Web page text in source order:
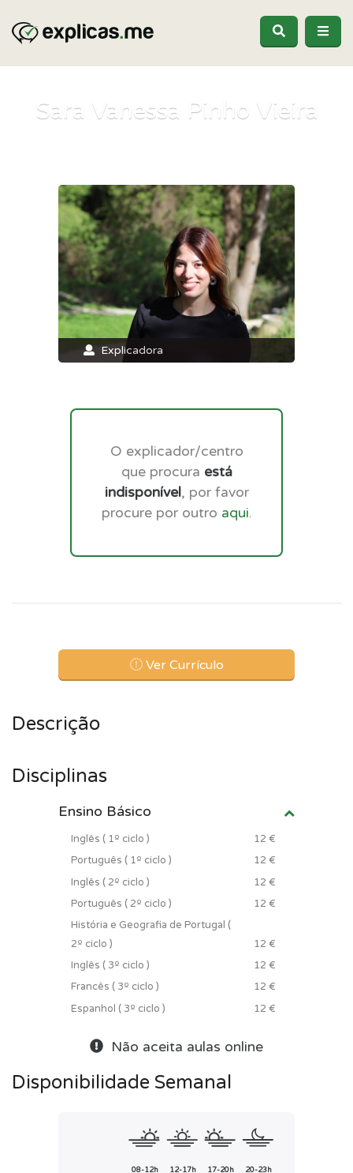
Sara Vanessa Pinho Vieira
Explicadora
O explicador/centro
que procura está
indisponível, por favor
procure por outro aqui.
Ver Currículo
Descrição
Disciplinas
Ensino Básico
Inglês ( 1º ciclo )
12 €
Português ( 1º ciclo )
12 €
Inglês ( 2º ciclo )
12 €
Português ( 2º ciclo )
12 €
História e Geografia de Portugal (
2º ciclo )
12 €
Inglês ( 3º ciclo )
12 €
Francês ( 3º ciclo )
12 €
Espanhol ( 3º ciclo )
12 €
Não aceita aulas online
Disponibilidade Semanal
08-12h 12-17h 17-20h 20-23h